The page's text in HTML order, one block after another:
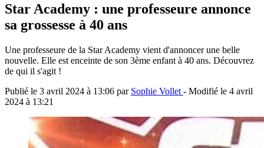
Star Academy : une professeure annonce
sa grossesse à 40 ans
Une professeure de la Star Academy vient d'annoncer une belle
nouvelle. Elle est enceinte de son 3ème enfant à 40 ans. Découvrez
de qui il s'agit !
Publié le 3 avril 2024 à 13:06 par Sophie Vollet - Modifié le 4 avril
2024 à 13:21